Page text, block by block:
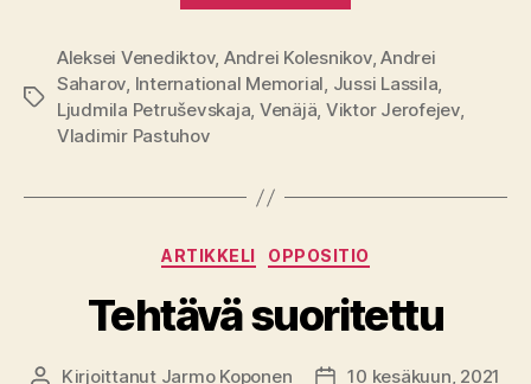
Avainsanat
Aleksei Venediktov, Andrei Kolesnikov,Andrei
Saharov, International Memorial, Jussi Lassila,
Ljudmila Petruševskaja, Venäjä, Viktor Jerofejev,
Vladimir Pastuhov
Kategoriat
ARTIKKELI OPPOSITIO
Tehtävä suoritettu
Kirjoittaja
Kirjoittanut Jarmo Koponen Julkaisupäivämäärä
10 kesäkuun, 2021